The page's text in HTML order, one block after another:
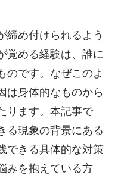
締め付けられるよう
覚める経験は、誰に
のです。なぜこのよ
は身体的なものから
ります。本記事で
る現象の背景にある
できる具体的な対策
みを抱えている方